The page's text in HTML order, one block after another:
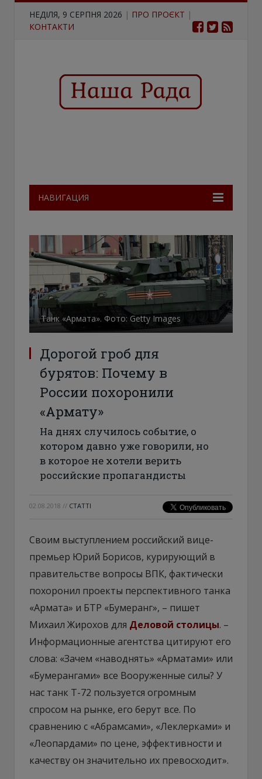
НЕДІЛЯ, 9 СЕРПНЯ 2026 | ПРО ПРОЄКТ |
КОНТАКТИ
НАВИГАЦИЯ
Танк «Армата». Фото: Getty Images
Дорогой гроб для
бурятов: Почему в
России похоронили
«Армату»
На днях случилось событие, о
котором давно уже говорили, но
в которое не хотели верить
российские пропагандисты
02.08.2018 // СТАТТІ
Своим выступлением российский вице-
премьер Юрий Борисов, курирующий в
правительстве вопросы ВПК, фактически
похоронил проекты перспективного танка
«Армата» и БТР «Бумеранг», – пишет
Михаил Жирохов для Деловой столицы. –
Информационные агентства цитируют его
слова: «Зачем «наводнять» «Арматами» или
«Бумерангами» все Вооруженные силы? У
нас танк Т-72 пользуется огромным
спросом на рынке, его берут все. По
сравнению с «Абрамсами», «Леклерками» и
«Леопардами» по цене, эффективности и
качеству он значительно их превосходит».